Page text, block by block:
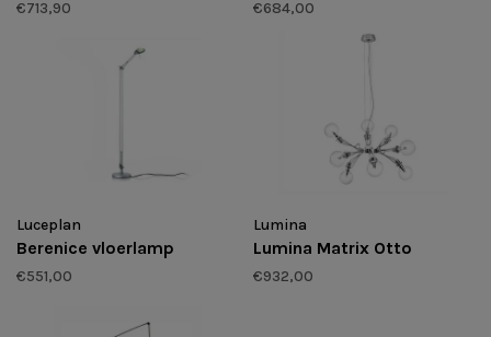
€713,90 €684,00
Luceplan
Berenice vloerlamp
€551,00
Lumina
Lumina Matrix Otto
€932,00